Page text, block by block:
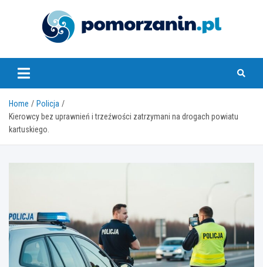
pomorzanin.pl
Home
Policja
Kierowcy bez uprawnień i trzeźwości zatrzymani na drogach powiatu
kartuskiego.